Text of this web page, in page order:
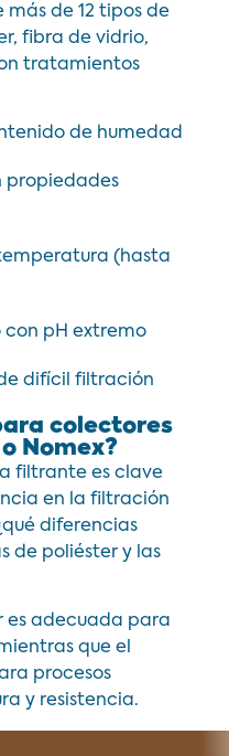
más de 12 tipos de
fibra de vidrio,
tratamientos
de humedad
propiedades
(hasta
con pH extremo
difícil filtración
colectores
Nomex?
filtrante es clave
en la filtración
diferencias
de poliéster y las
es adecuada para
que el
procesos
y resistencia.